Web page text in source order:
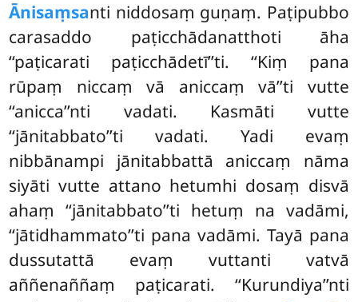
Ānisaṃsanti niddosaṃ guṇaṃ. Paṭipubbo
carasaddo paṭicchādanatthoti āha
‘‘paṭicarati paṭicchādetī’’ti. ‘‘Kiṃ pana
rūpaṃ niccaṃ vā aniccaṃ vā’’ti vutte
‘‘anicca’’nti vadati. Kasmāti vutte
‘‘jānitabbato’’ti vadati. Yadi evaṃ
nibbānampi jānitabbattā aniccaṃ nāma
siyāti vutte attano hetumhi dosaṃ disvā
ahaṃ ‘‘jānitabbato’’ti hetuṃ na vadāmi,
‘‘jātidhammato’’ti pana vadāmi. Tayā pana
dussutattā evaṃ vuttanti vatvā
aññenaññaṃ paṭicarati. ‘‘Kurundiya’’nti